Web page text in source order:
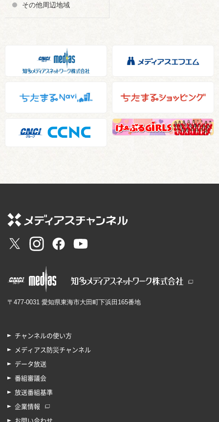
その他周辺地域
〒477-0031 愛知県東海市大田町下浜田165番地
チャンネルの使い方
メディアス防災チャンネル
データ放送
番組審議会
放送番組基準
企業情報
お問い合わせ